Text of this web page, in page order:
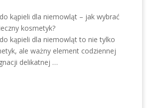
do kąpieli dla niemowląt – jak wybrać
kosmetyk?
do kąpieli dla niemowląt to nie tylko
ale ważny element codziennej
delikatnej …